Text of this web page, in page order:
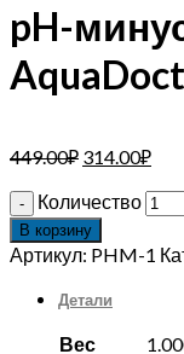
pH-
449.00₽ 314.00₽
Количество
В корзину
Артикул: PHM-1
Детали
Вес